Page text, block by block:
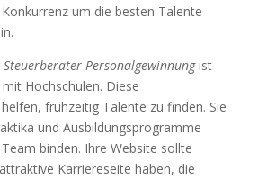
um die besten Talente
Steuerberater Personalgewinnungist
Hochschulen. Diese
frühzeitig Talente zu finden. Sie
und Ausbildungsprogramme
binden. Ihre Website sollte
Karriereseite haben, die